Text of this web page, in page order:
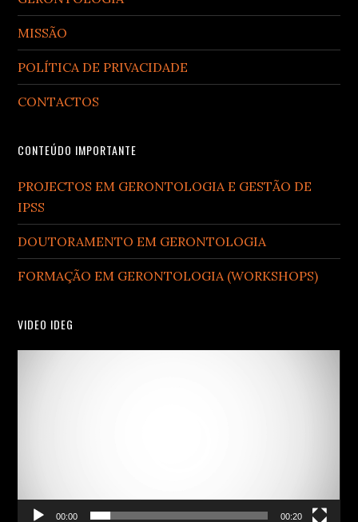
MISSÃO
POLÍTICA DE PRIVACIDADE
CONTACTOS
CONTEÚDO IMPORTANTE
PROJECTOS EM GERONTOLOGIA E GESTÃO DE
IPSS
DOUTORAMENTO EM GERONTOLOGIA
FORMAÇÃO EM GERONTOLOGIA (WORKSHOPS)
VIDEO IDEG
00:00 00:20